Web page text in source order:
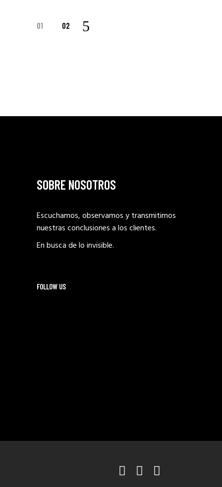
PAGINACIÓN
01 02
SOBRE NOSOTROS
Escuchamos, observamos y transmitimos
nuestras conclusiones a los clientes.
En busca de lo invisible.
FOLLOW US